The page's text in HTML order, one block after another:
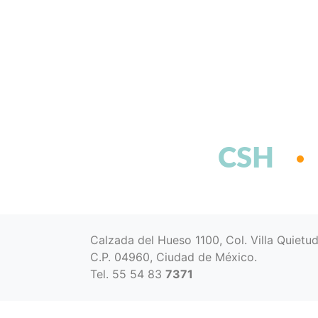
CSH
Calzada del Hueso 1100, Col. Villa
C.P. 04960, Ciudad de México.
Tel. 55 54 83 7371